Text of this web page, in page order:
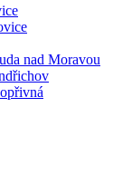
nad Moravou